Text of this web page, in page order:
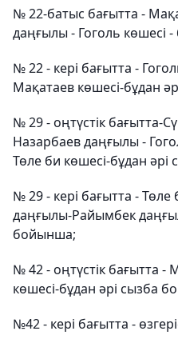
№ 22-батыс бағытта -
даңғылы - Гоголь көшесі
№ 22 - кері бағытта -
Мақатаев көшесі-бұдан
№ 29 - оңтүстік бағытта-
Назарбаев даңғылы -
Төле би көшесі-бұдан
№ 29 - кері бағытта -
даңғылы-Райымбек
бойынша;
№ 42 - оңтүстік бағытта -
көшесі-бұдан әрі сызба
№42 - кері бағытта -